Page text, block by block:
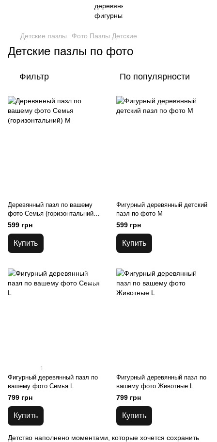
Детские пазлы Фото Пазлы Детские
Детские пазлы по фото
Фильтр По популярности
Деревянный пазл по вашему
фото Семья (горизонтальний)
M
599 грн
Купить
Фигурный деревянный детский
пазл по фото M
599 грн
Купить
1
Фигурный деревянный пазл по
вашему фото Семья L
799 грн
Купить
Фигурный деревянный пазл по
вашему фото Животные L
799 грн
Купить
Детство наполнено моментами, которые хочется сохранить